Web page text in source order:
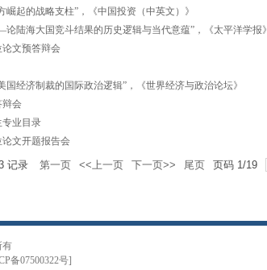
起的战略支柱”，《中国投资（中英文）》
陆海大国竞斗结果的历史逻辑与当代意蕴”，《太平洋学报》
论文预答辩会
经济制裁的国际政治逻辑”，《世界经济与政治论坛》
辩会
专业目录
文开题报告会
记录 第一页 <<上一页 下一页>> 尾页 页码 1/19
有
备07500322号]